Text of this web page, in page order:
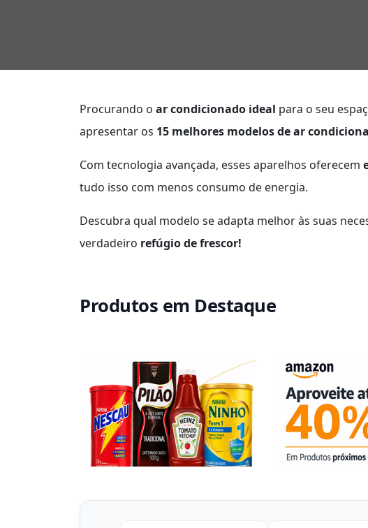
Procurando o ar condicionado ideal para o seu
apresentar os 15 melhores modelos de ar
Com tecnologia avançada, esses aparelhos oferecem
tudo isso com menos consumo de energia.
Descubra qual modelo se adapta melhor às suas
verdadeiro refúgio de frescor!
Produtos em Destaque